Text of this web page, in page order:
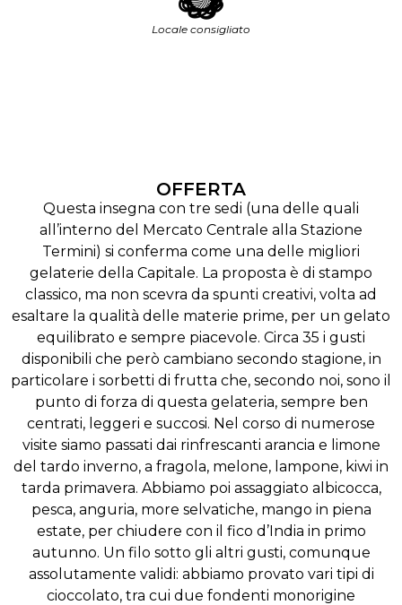
Locale consigliato
OFFERTA
Questa insegna con tre sedi (una delle quali
all’interno del Mercato Centrale alla Stazione
Termini) si conferma come una delle migliori
gelaterie della Capitale. La proposta è di stampo
classico, ma non scevra da spunti creativi, volta ad
esaltare la qualità delle materie prime, per un gelato
equilibrato e sempre piacevole. Circa 35 i gusti
disponibili che però cambiano secondo stagione, in
particolare i sorbetti di frutta che, secondo noi, sono il
punto di forza di questa gelateria, sempre ben
centrati, leggeri e succosi. Nel corso di numerose
visite siamo passati dai rinfrescanti arancia e limone
del tardo inverno, a fragola, melone, lampone, kiwi in
tarda primavera. Abbiamo poi assaggiato albicocca,
pesca, anguria, more selvatiche, mango in piena
estate, per chiudere con il fico d’India in primo
autunno. Un filo sotto gli altri gusti, comunque
assolutamente validi: abbiamo provato vari tipi di
cioccolato, tra cui due fondenti monorigine